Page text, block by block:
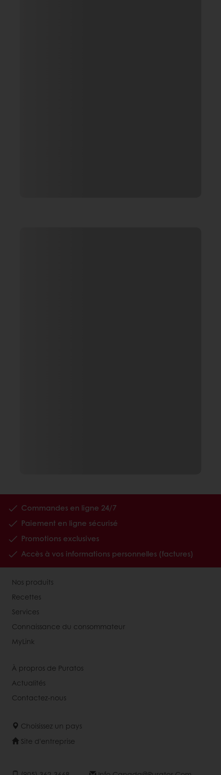
Commandes en ligne 24/7
Paiement en ligne sécurisé
Promotions exclusives
Accès à vos informations personnelles (factures)
Nos produits
Recettes
Services
Connaissance du consommateur
MyLink
À propros de Puratos
Actualités
Contactez-nous
Choisissez un pays
Site d'entreprise